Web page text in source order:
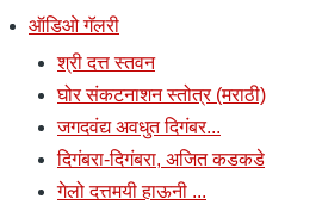
ऑडिओ गॅलरी
श्री दत्त स्तवन
घोर संकटनाशन स्तोत्र (मराठी)
जगदवंद्य अवधुत दिगंबर...
दिगंबरा-दिगंबरा, अजित कडकडे
गेलो दत्तमयी हाऊनी ...